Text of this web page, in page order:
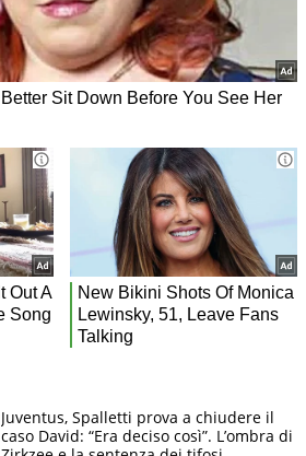
Juventus, Spalletti prova a chiudere il
caso David: “Era deciso così”. L’ombra di